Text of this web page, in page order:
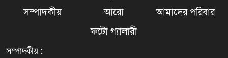
সম্পাদকীয়
আরো
আমাদের পরিবার
ফটো গ্যালারী
সম্পাদকীয় :